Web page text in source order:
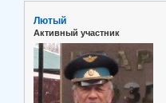
Лютый
Активный участник